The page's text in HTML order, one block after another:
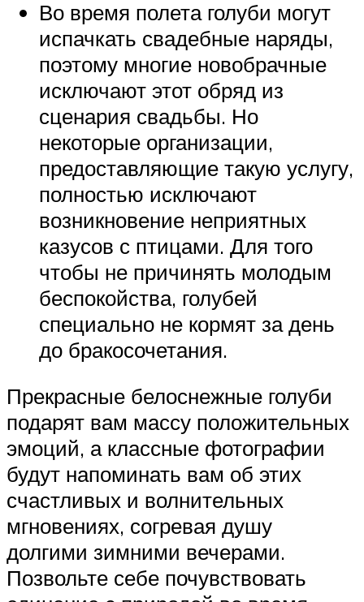
Во время полета голуби могут
испачкать свадебные наряды,
поэтому многие новобрачные
исключают этот обряд из
сценария свадьбы. Но
некоторые организации,
предоставляющие такую услугу,
полностью исключают
возникновение неприятных
казусов с птицами. Для того
чтобы не причинять молодым
беспокойства, голубей
специально не кормят за день
до бракосочетания.
Прекрасные белоснежные голуби
подарят вам массу положительных
эмоций, а классные фотографии
будут напоминать вам об этих
счастливых и волнительных
мгновениях, согревая душу
долгими зимними вечерами.
Позвольте себе почувствовать